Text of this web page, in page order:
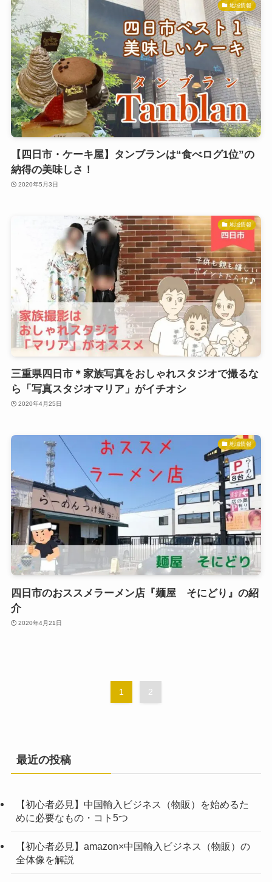
地域情報
【四日市・ケーキ屋】タンブランは“食べログ1位”の
納得の美味しさ！
2020年5月3日
地域情報
三重県四日市＊家族写真をおしゃれスタジオで撮るな
ら「写真スタジオマリア」がイチオシ
2020年4月25日
地域情報
四日市のおススメラーメン店『麺屋 そにどり』の紹
介
2020年4月21日
1 2
最近の投稿
【初心者必見】中国輸入ビジネス（物販）を始めるた
めに必要なもの・コト5つ
【初心者必見】amazon×中国輸入ビジネス（物販）の
全体像を解説